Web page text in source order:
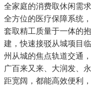
全家庭的消费取休闲需
全方位的医疗保障系统
套取精工质量于一体的
建，快速接驳从城项目
州从城的焦点轨道交通
广百来又来、大润发、
距宽阔，都能高效便利